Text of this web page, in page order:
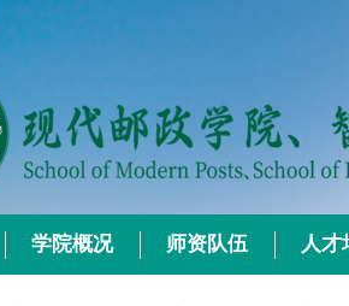
学院概况 师资队伍 人才